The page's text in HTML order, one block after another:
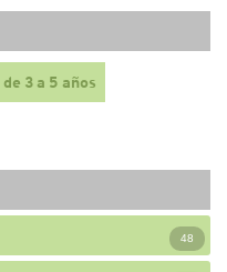
de 3 a 5 años
48